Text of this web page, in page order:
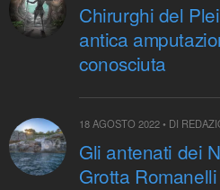
Chirurghi del
antica
conosciuta
18 AGOSTO 2022 • DI
Gli antenati dei
Grotta